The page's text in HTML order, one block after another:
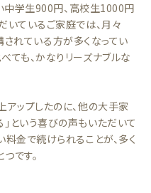
中学生900円、高校生1000円
いているご家庭では、月々
れている方が多くなってい
ても、かなりリーズナブルな
ップしたのに、他の大手家
という喜びの声もいただいて
金で続けられることが、多く
です。